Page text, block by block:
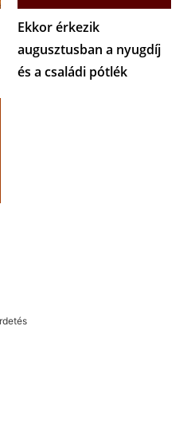
Ekkor érkezik
augusztusban a nyugdíj
és a családi pótlék